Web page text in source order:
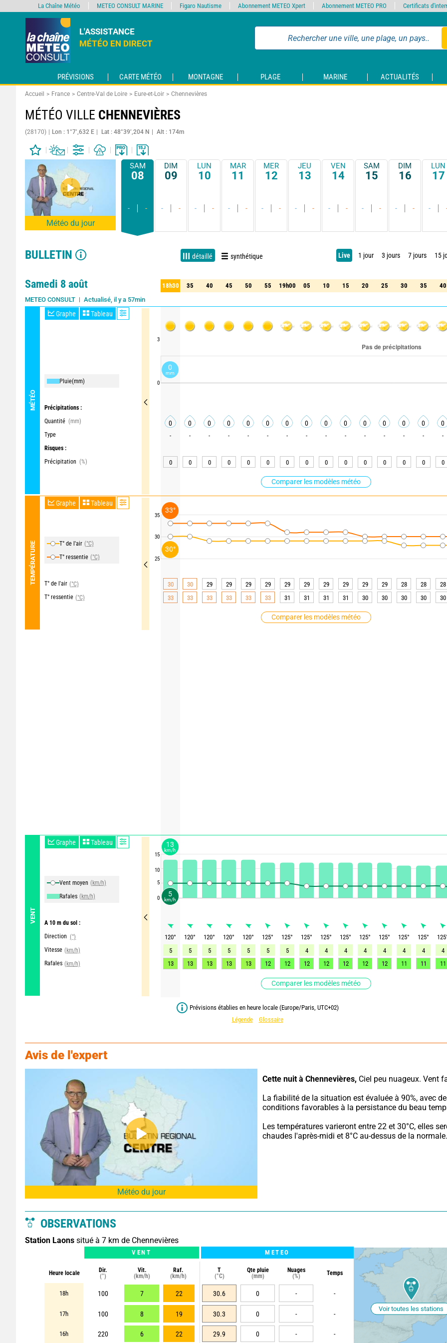
L'ASSISTANCE
MÉTÉO EN DIRECT
PRÉVISIONS CARTE MÉTÉO MONTAGNE PLAGE MARINE ACTUALITÉS
Accueil France Centre-Val de Loire Eure-et-Loir Chennevières
MÉTÉO VILLE CHENNEVIÈRES
(28170) Lon : 1°7’,632 E Lat : 48°39’,204 N Alt : 174m
Météo du jour
SAM
08
- -
DIM
09
- -
LUN
10
- -
MAR
11
- -
MER
12
- -
JEU
13
- -
VEN
14
- -
SAM
15
- -
DIM
16
- -
LUN
17
-
BULLETIN détaillé synthétique Live 1 jour 3 jours 7 jours 15
Samedi 8 août
METEO CONSULT Actualisé, il y a 57min
MÉTÉO
Graphe Tableau
Pluie(mm)
Précipitations :
Quantité (mm)
Type
Risques :
Précipitation (%)
Comparer les modèles météo
TEMPÉRATURE
Graphe Tableau
T° de l'air (°C)
T° ressentie (°C)
T° de l'air (°C)
T° ressentie (°C)
Comparer les modèles météo
VENT
Graphe Tableau
Vent moyen (km/h)
Rafales (km/h)
A 10 m du sol :
Direction (°)
Vitesse (km/h)
Rafales (km/h)
Comparer les modèles météo
3
0
35
30
25
15
10
5
0
18h30 35 40 45 50 55 19h00 05 10 15 20 25 30 35 40
30 35 40 45 50 55 19h00 05 10 15 20 25 30 35 40
0 0 0 0 0 0 0 0 0 0 0 0 0 0 0
- - - - - - - - - - - - - - -
0 0 0 0 0 0 0 0 0 0 0 0 0 0 0
30 30 29 29 29 29 29 29 29 29 29 29 28 28 28
33
33 33 33 33 33 31 31 31 31 30 30 30 30 30
120° 120° 120° 120° 120° 125° 125° 125° 125° 125° 125° 125° 125° 125° 125
5
5 5 5 5 5 5 4 4 4 4 4 4 4 4
13
13 13 13 13 12 12 12 12 12 12 12 11 11 11
Prévisions établies en heure locale (Europe/Paris, UTC+02)
Légende
Glossaire
Avis de l'expert
Météo du jour
Cette nuit à Chennevières, Ciel peu nuageux. Vent
La fiabilité de la situation est évaluée à 90%, avec
conditions favorables à la persistance du beau
Les températures varieront entre 22 et 30°C, elles
chaudes l'après-midi et 8°C au-dessus de la normale.
OBSERVATIONS
Station Laons situé à 7 km de Chennevières
VENT METEO
Heure locale
Dir.
(°)
Vit.
(km/h)
Raf.
(km/h)
T
(°C)
Qte pluie
(mm)
Nuages
(%)
Temps
18h 100 7 22 30.6 0 - -
17h 100 8 19 30.3 0 - -
16h 220 6 22 29.9 0 - -
Voir toutes les stations
La Chaîne Météo METEO CONSULT MARINE Figaro Nautisme Abonnement METEO Xpert Abonnement METEO PRO Certificats
0
mm
5
km/h
13
km/h
30°
33°